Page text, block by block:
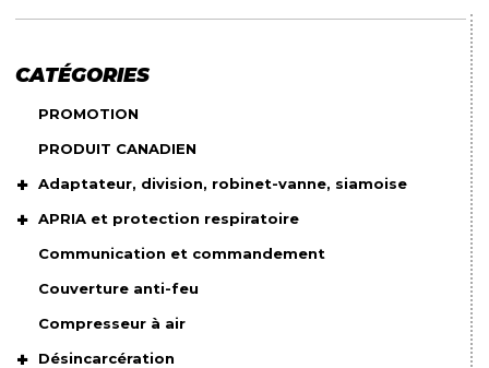
CATÉGORIES
PROMOTION
PRODUIT CANADIEN
Adaptateur, division, robinet-vanne, siamoise
APRIA et protection respiratoire
Communication et commandement
Couverture anti-feu
Compresseur à air
Désincarcération